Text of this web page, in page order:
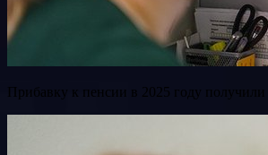
Прибавку к пенсии в 2025 году